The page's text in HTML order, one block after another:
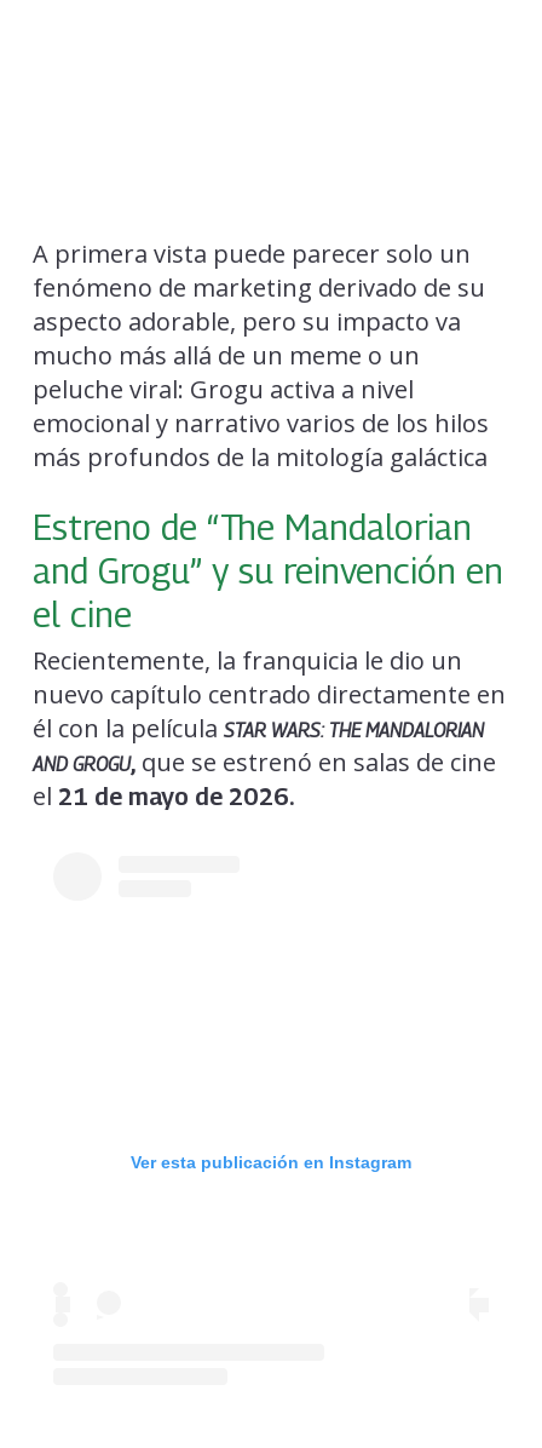
A primera vista puede parecer solo un
fenómeno de marketing derivado de su
aspecto adorable, pero su impacto va
mucho más allá de un meme o un
peluche viral: Grogu activa a nivel
emocional y narrativo varios de los hilos
más profundos de la mitología galáctica
Estreno de “The Mandalorian
and Grogu” y su reinvención en
el cine
Recientemente, la franquicia le dio un
nuevo capítulo centrado directamente en
él con la película STAR WARS: THE MANDALORIAN
AND GROGU,que se estrenó en salas de cine
el 21 de mayo de 2026.
Ver esta publicación en Instagram